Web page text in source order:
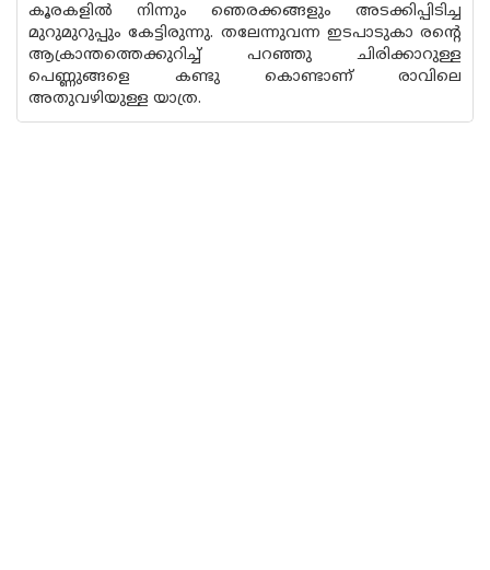
കൂരകളിൽ നിന്നും ഞെരക്കങ്ങളും അടക്കിപ്പിടിച്ച
മുറുമുറുപ്പും കേട്ടിരുന്നു. തലേന്നുവന്ന ഇടപാടുകാ രന്റെ
ആക്രാന്തത്തെക്കുറിച്ച് പറഞ്ഞു ചിരിക്കാറുള്ള
പെണ്ണുങ്ങളെ കണ്ടു കൊണ്ടാണ് രാവിലെ
അതുവഴിയുള്ള യാത്ര.